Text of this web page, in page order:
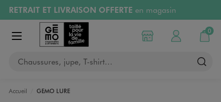
Aller au contenu principal
Aller à la navigation
RETRAIT ET LIVRAISON OFFERTE en magasin
Retours OFFERTSpendant 30 jours
PAYEZ EN 3x SANS FRAIS
RÉSERVATION GRATUITE
Afficher le menu
Chaussures, jupe, T-shirt…
Choisir mon magasin
Mon compte
0
Mon
Accueil GEMO LURE